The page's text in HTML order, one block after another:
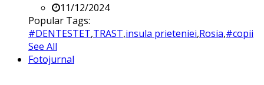
11/12/2024
Popular Tags:
#DENTESTET,TRAST,insula prieteniei,Rosia,#copii
See All
Fotojurnal